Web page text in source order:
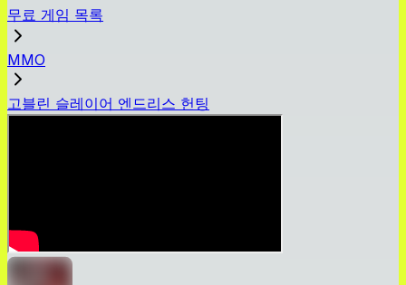
무료 게임 목록
MMO
고블린 슬레이어 엔드리스 헌팅